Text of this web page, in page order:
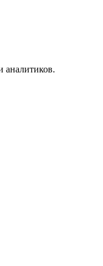
аналитиков.